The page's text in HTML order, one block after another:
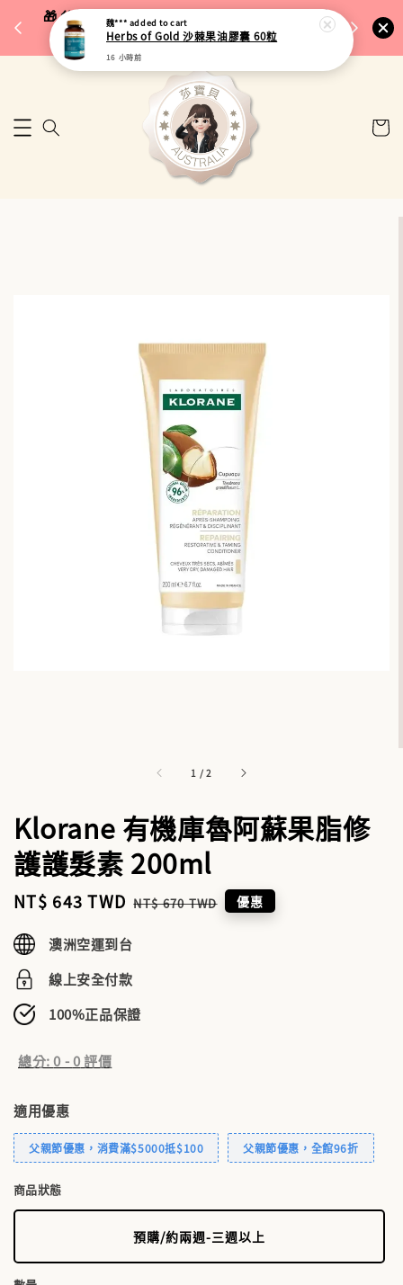
🎁 父親節限定｜全館96折・指定品牌88折｜滿
$5,000再折$100
🚚 台
1 /2
Klorane 有機庫魯阿蘇果脂修
護護髮素 200ml
Sale
NT$ 643 TWD Regular
NT$ 670 TWD 優惠
澳洲空運到台
線上安全付款
100%正品保證
總分:0 -0評價
適用優惠
父親節優惠，消費滿$5000抵$100 父親節優惠，全館96折
商品狀態
預購/約兩週-三週以上
魏*** added to cart
Herbs of Gold 沙棘果油膠囊 60粒
16 小時前